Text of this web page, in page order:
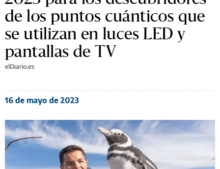
de los puntos cuánticos que
se utilizan en luces LED y
pantallas de TV
elDiario.es
16 de mayo de 2023